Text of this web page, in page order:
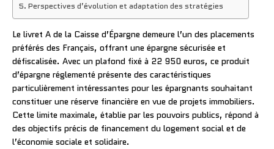
Perspectives d’évolution et adaptation des stratégies
Le livret A de la Caisse d’Épargne demeure l’un des placements
préférés des Français, offrant une épargne sécurisée et
défiscalisée. Avec un plafond fixé à 22 950 euros, ce produit
d’épargne réglementé présente des caractéristiques
particulièrement intéressantes pour les épargnants souhaitant
constituer une réserve financière en vue de projets immobiliers.
Cette limite maximale, établie par les pouvoirs publics, répond à
des objectifs précis de financement du logement social et de
l’économie sociale et solidaire.